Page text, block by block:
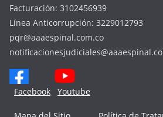
Facturación: 3102456939
Línea Anticorrupción: 3229012793
pqr@aaaespinal.com.co
Facebook Youtube